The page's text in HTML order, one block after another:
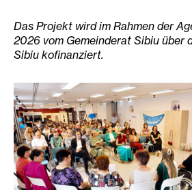
Das Projekt wird im Rahmen der
2026 vom Gemeinderat Sibiu über
Sibiu kofinanziert.